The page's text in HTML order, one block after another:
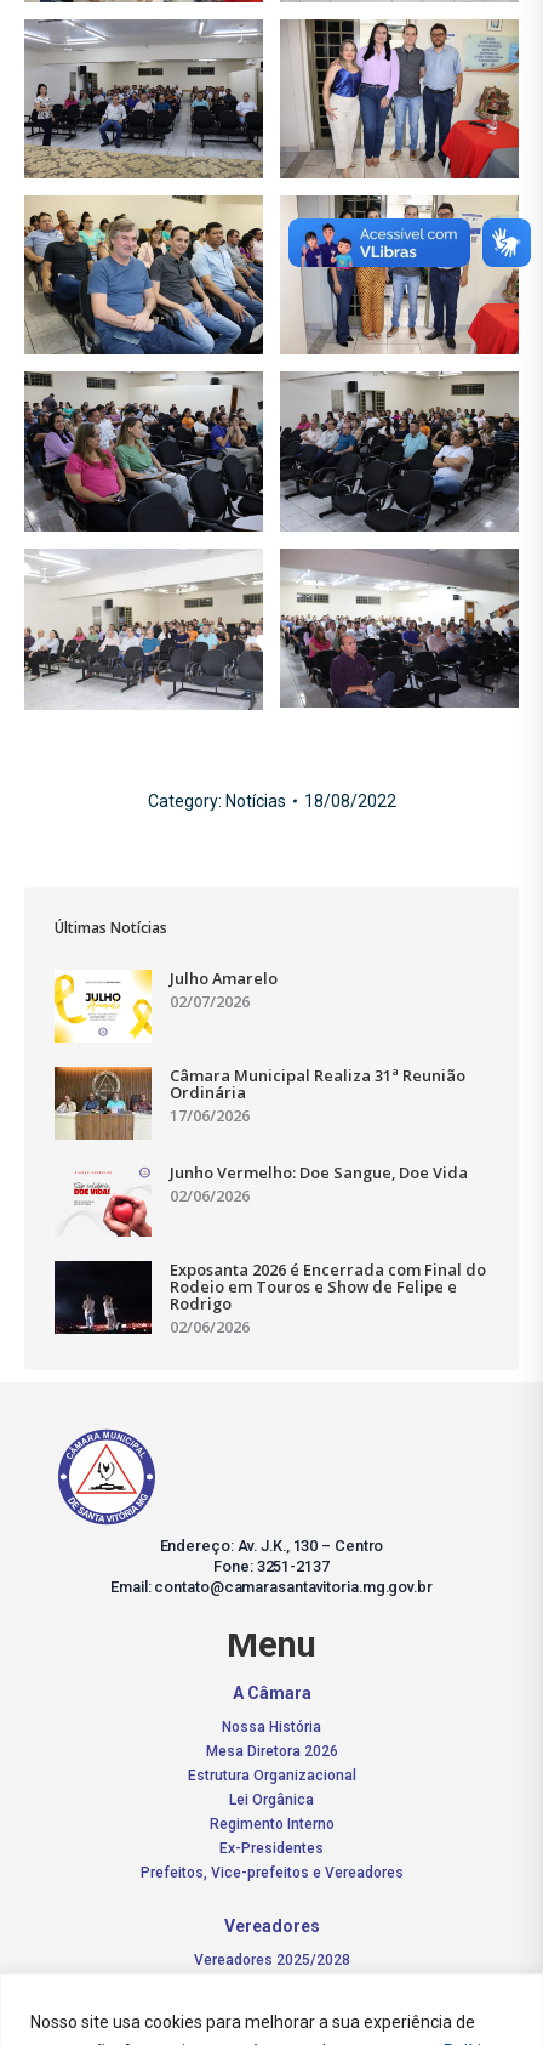
Nosso site usa cookies para melhorar a sua experiência de
Category: Notícias 18/08/2022
Últimas Notícias
Julho Amarelo
02/07/2026
Câmara Municipal Realiza 31ª Reunião
Ordinária
17/06/2026
Junho Vermelho: Doe Sangue, Doe Vida
02/06/2026
Exposanta 2026 é Encerrada com Final do
Rodeio em Touros e Show de Felipe e
Rodrigo
02/06/2026
Endereço: Av. J.K., 130 – Centro
Fone: 3251-2137
Email: contato@camarasantavitoria.mg.gov.br
Menu
A Câmara
Nossa História
Mesa Diretora 2026
Estrutura Organizacional
Lei Orgânica
Regimento Interno
Ex-Presidentes
Prefeitos, Vice-prefeitos e Vereadores
Vereadores
Vereadores 2025/2028